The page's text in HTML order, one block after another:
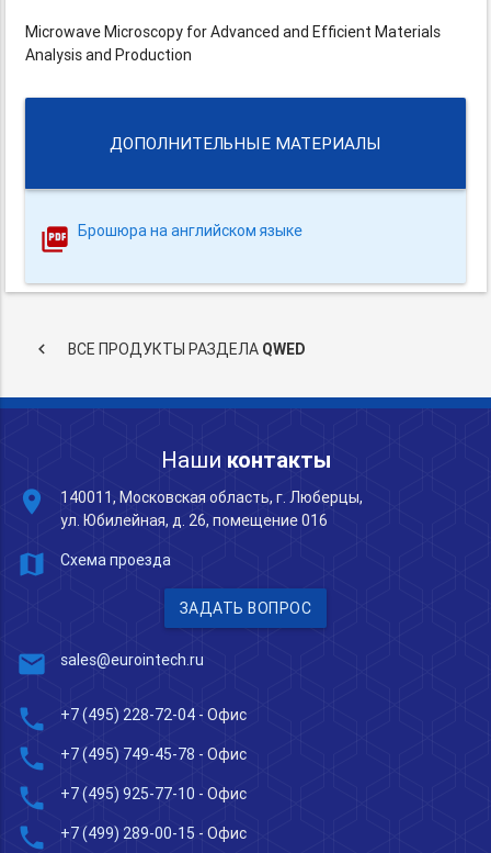
Microwave Microscopy for Advanced and Efficient Materials
Analysis and Production
ДОПОЛНИТЕЛЬНЫЕ МАТЕРИАЛЫ
Брошюра на английском языке
keyboard_arrow_left ВСЕ ПРОДУКТЫ РАЗДЕЛА QWED
Наши контакты
place
140011, Московская область, г. Люберцы,
ул. Юбилейная, д. 26, помещение 016
map Схема проезда
ЗАДАТЬ ВОПРОС
mail sales@eurointech.ru
phone +7 (495) 228-72-04 - Офис
phone +7 (495) 749-45-78 - Офис
phone +7 (495) 925-77-10 - Офис
phone +7 (499) 289-00-15 - Офис